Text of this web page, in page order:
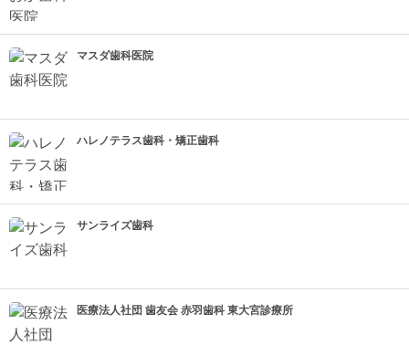
マスダ歯科医院
ハレノテラス歯科・矯正歯科
サンライズ歯科
医療法人社団 歯友会 赤羽歯科 東大宮診療所